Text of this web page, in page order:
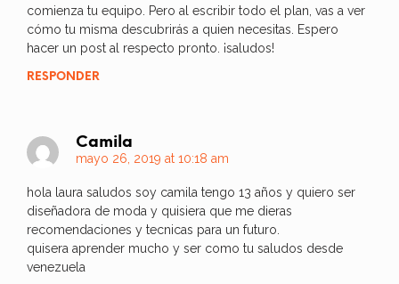
comienza tu equipo. Pero al escribir todo el plan, vas a ver
cómo tu misma descubrirás a quien necesitas. Espero
hacer un post al respecto pronto. ¡saludos!
RESPONDER
Camila
mayo 26, 2019 at 10:18 am
hola laura saludos soy camila tengo 13 años y quiero ser
diseñadora de moda y quisiera que me dieras
recomendaciones y tecnicas para un futuro.
quisera aprender mucho y ser como tu saludos desde
venezuela